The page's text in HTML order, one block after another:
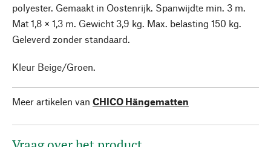
polyester. Gemaakt in Oostenrijk. Spanwijdte min. 3 m.
Mat 1,8 × 1,3 m. Gewicht 3,9 kg. Max. belasting 150 kg.
Geleverd zonder standaard.
Kleur Beige/Groen.
Meer artikelen van CHICO Hängematten